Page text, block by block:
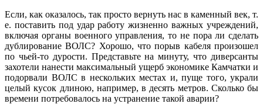
Если, как оказалось, так просто вернуть нас в каменный век, т.
е. поставить под удар работу жизненно важных учреждений,
включая органы военного управления, то не пора ли сделать
дублирование ВОЛС? Хорошо, что порыв кабеля произошел
по чьей-то дурости. Представьте на минуту, что диверсанты
захотели нанести максимальный ущерб экономике Камчатки и
подорвали ВОЛС в нескольких местах и, пуще того, украли
целый кусок длиною, например, в десять метров. Сколько бы
времени потребовалось на устранение такой аварии?